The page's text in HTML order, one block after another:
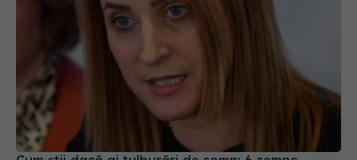
Cum știi dacă ai tulburări de somn: 6 semne
banale. Ce este jet lag social? Beatrice Mahler:
Organismul NU poate recupera ore de somn!